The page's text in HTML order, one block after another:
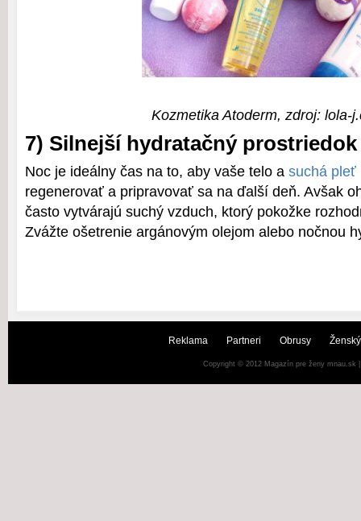
Kozmetika Atoderm, zdroj: lola-
7) Silnejší hydratačný
Noc je ideálny čas na to, aby vaše telo a suchá pleť
regenerovať a pripravovať sa na ďalší deň. Avšak
často vytvárajú suchý vzduch, ktorý pokožke
Zvážte ošetrenie argánovým olejom alebo nočnou
Reklama Partneri Obrusy
Copyright © 2012 Magazín pre ženy mnau.sk